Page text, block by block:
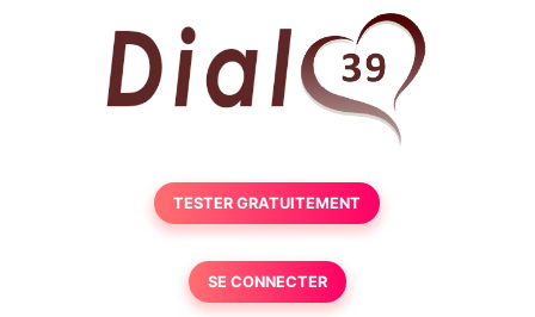
TESTER GRATUITEMENT
SE CONNECTER